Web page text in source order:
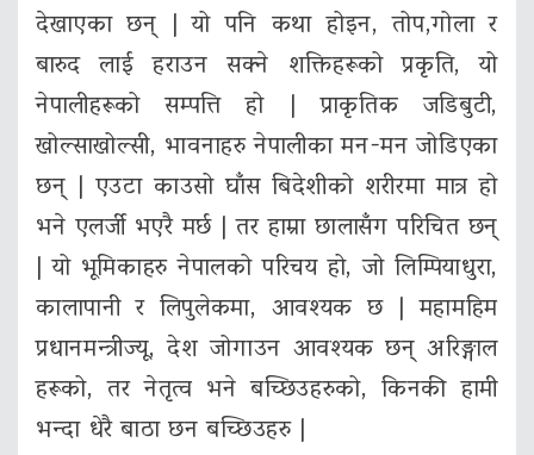
देखाएका छन् | यो पनि कथा होइन, तोप,गोला र
बारुद लाई हराउन सक्ने शक्तिहरूको प्रकृति, यो
नेपालीहरूको सम्पत्ति हो | प्राकृतिक जडिबुटी,
खोल्साखोल्सी, भावनाहरु नेपालीका मन-मन जोडिएका
छन् | एउटा काउसो घाँस बिदेशीको शरीरमा मात्र हो
भने एलर्जी भएरै मर्छ | तर हाम्रा छालासँग परिचित छन्
| यो भूमिकाहरु नेपालको परिचय हो, जो लिम्पियाधुरा,
कालापानी र लिपुलेकमा, आवश्यक छ | महामहिम
प्रधानमन्त्रीज्यू, देश जोगाउन आवश्यक छन् अरिङ्गाल
हरूको, तर नेतृत्व भने बच्छिउहरुको, किनकी हामी
भन्दा धेरै बाठा छन बच्छिउहरु |